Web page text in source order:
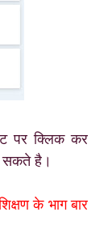
पर क्लिक कर
सकते है।
के भाग बार